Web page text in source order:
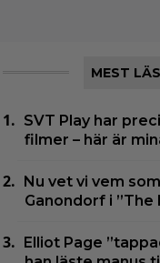
MEST
SVT Play har
filmer – här är
Nu vet vi vem
Ganondorf i
Elliot Page